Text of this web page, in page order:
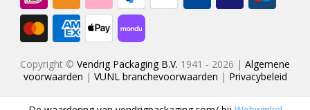
Copyright © Vendrig Packaging B.V. 1941 - 2026 | Algemene
voorwaarden | VUNL branchevoorwaarden | Privacybeleid